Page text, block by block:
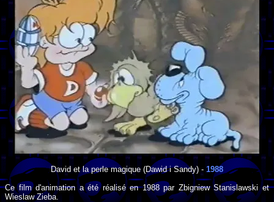
David et la perle magique (Dawid i Sandy) - 1988
Ce film d'animation a été réalisé en1988par Zbigniew Stanislawski et
Wieslaw Zieba.